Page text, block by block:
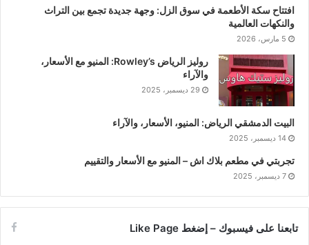
افتتاح سكة الأطعمة في سوق الزل: وجهة جديدة تجمع بين التراث
والنكهات العالمية
5 مارس، 2026
روليز الرياض Rowley’s: المنيو مع الأسعار،
والآراء
29 ديسمبر، 2025
البيت الدمشقي الرياض: المنيو، الأسعار، والآراء
14 ديسمبر، 2025
تجربتي في مطعم بلاك اش – المنيو مع الأسعار والتقييم
7 ديسمبر، 2025
تابعنا على فيسبوك – إضغط Like Page